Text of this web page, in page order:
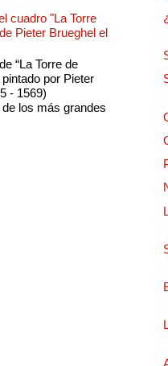
cuadro "La Torre
Pieter Brueghel el
“La Torre de
pintado por Pieter
- 1569)
los más grandes